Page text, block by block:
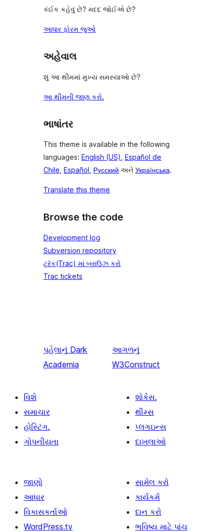
કંઈક કહેવું છે? મદદ જોઈએ છે?
આધાર ફોરમ જુઓ
અહેવાલ
શું આ થીમમાં મુખ્ય સમસ્યાઓ છે?
આ થીમની જાણ કરો.
ભાષાંતર
This theme is available in the following
languages: English (US) Español de
Chile Español Русский અને Українська.
Translate this theme
Browse the code
Development log
Subversion repository
ટ્રૅક(Trac) માં બ્રાઉઝ કરો
Trac tickets
પહેલાનું Dark
Academia
આગળનું
W3Construct
વિશે
સમાચાર
હોસ્ટિંગ.
ગોપનીયતા
શોકેસ.
થીમ્સ
પ્લગઇન્સ
દાખલાઓ
જાણો
આધાર
વિકાસકર્તાઓ
WordPress.tv
સામેલ કરો
કાર્યકર્મ
દાન કરો
ભવિષ્ય માટે પાંચ